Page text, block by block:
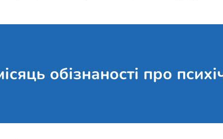
обізнаності про